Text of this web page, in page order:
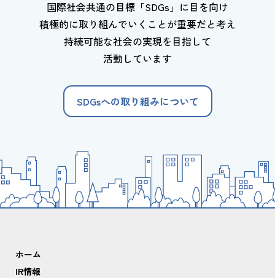
国際社会共通の目標「SDGs」に目を向け
積極的に取り組んでいくことが重要だと考え
持続可能な社会の実現を目指して
活動しています
SDGsへの取り組みについて
ホーム
IR情報